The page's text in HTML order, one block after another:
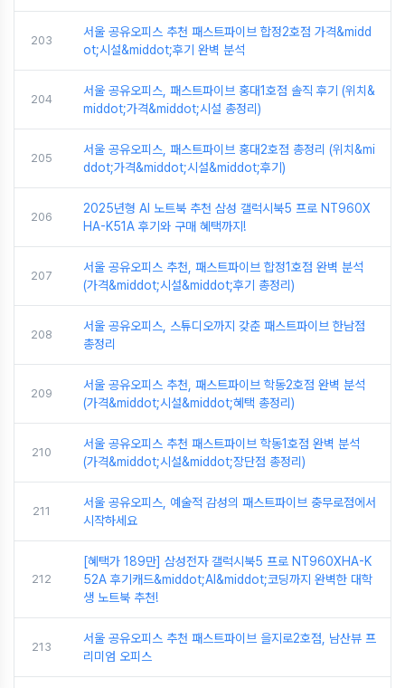
203
서울 공유오피스 추천 패스트파이브 합정2호점 가격&midd
ot;시설&middot;후기 완벽 분석
204
서울 공유오피스, 패스트파이브 홍대1호점 솔직 후기 (위치&
middot;가격&middot;시설 총정리)
205
서울 공유오피스, 패스트파이브 홍대2호점 총정리 (위치&mi
ddot;가격&middot;시설&middot;후기)
206
2025년형 AI 노트북 추천 삼성 갤럭시북5 프로 NT960X
HA-K51A 후기와 구매 혜택까지!
207
서울 공유오피스 추천, 패스트파이브 합정1호점 완벽 분석
(가격&middot;시설&middot;후기 총정리)
208
서울 공유오피스, 스튜디오까지 갖춘 패스트파이브 한남점
총정리
209
서울 공유오피스 추천, 패스트파이브 학동2호점 완벽 분석
(가격&middot;시설&middot;혜택 총정리)
210
서울 공유오피스 추천 패스트파이브 학동1호점 완벽 분석
(가격&middot;시설&middot;장단점 총정리)
211
서울 공유오피스, 예술적 감성의 패스트파이브 충무로점에서
시작하세요
212
[혜택가 189만] 삼성전자 갤럭시북5 프로 NT960XHA-K
52A 후기캐드&middot;AI&middot;코딩까지 완벽한 대학
생 노트북 추천!
213
서울 공유오피스 추천 패스트파이브 을지로2호점, 남산뷰 프
리미엄 오피스